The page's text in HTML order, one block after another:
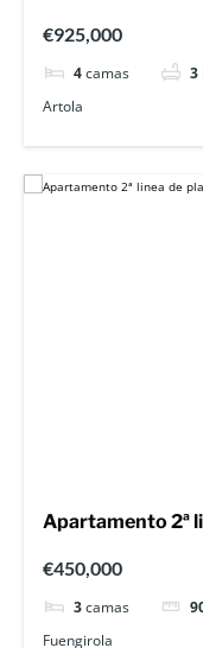
€925,000
4camas 3
Artola
Apartamento 2ª
€450,000
3camas
Fuengirola